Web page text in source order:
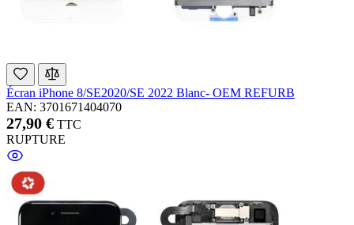
Écran iPhone 8/SE2020/SE 2022 Blanc- OEM REFURB
EAN: 3701671404070
27,90 € TTC
RUPTURE